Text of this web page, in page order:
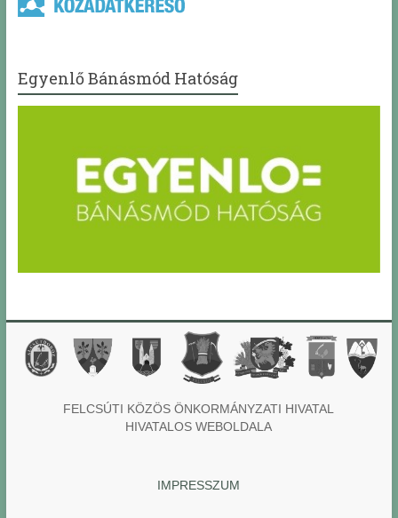
Egyenlő Bánásmód Hatóság
FELCSÚTI KÖZÖS ÖNKORMÁNYZATI HIVATAL
HIVATALOS WEBOLDALA
IMPRESSZUM